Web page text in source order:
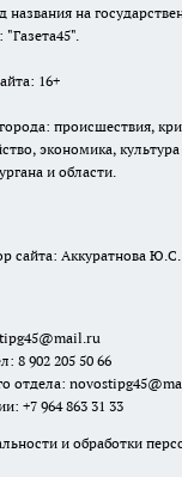
на
16+
происшествия,
экономика,
и области.
сайта: Аккуратнова Ю.С.
8 902 205 50 66
отдела:
+7 964 863 31 33
и обработки